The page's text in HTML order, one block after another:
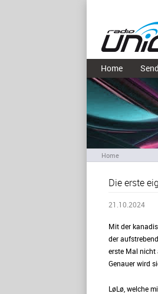
Home
Home
Die erste
21.10.2024
Mit der
der
erste Mal nicht
Genauer wird
LøLø, welche